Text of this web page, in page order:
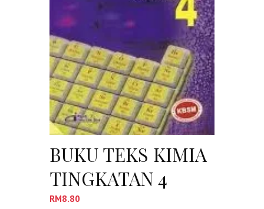
BUKU TEKS KIMIA
TINGKATAN 4
RM8.80